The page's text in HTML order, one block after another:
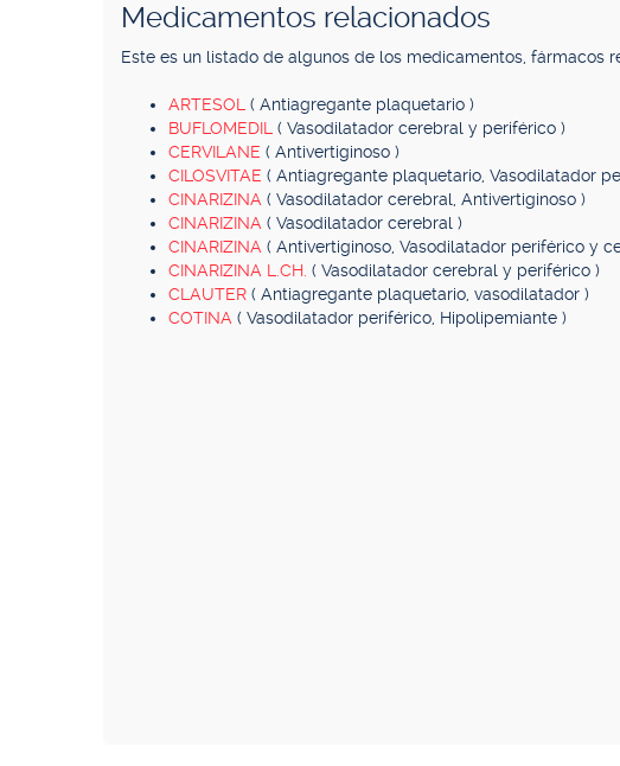
Medicamentos relacionados
Este es un listado de algunos de los medicamentos, fármacos
ARTESOL ( Antiagregante plaquetario )
BUFLOMEDIL ( Vasodilatador cerebral y periférico )
CERVILANE ( Antivertiginoso )
CILOSVITAE ( Antiagregante plaquetario, Vasodilatador
CINARIZINA ( Vasodilatador cerebral, Antivertiginoso )
CINARIZINA ( Vasodilatador cerebral )
CINARIZINA ( Antivertiginoso, Vasodilatador periférico y
CINARIZINA L.CH. ( Vasodilatador cerebral y periférico )
CLAUTER ( Antiagregante plaquetario, vasodilatador )
COTINA ( Vasodilatador periférico, Hipolipemiante )